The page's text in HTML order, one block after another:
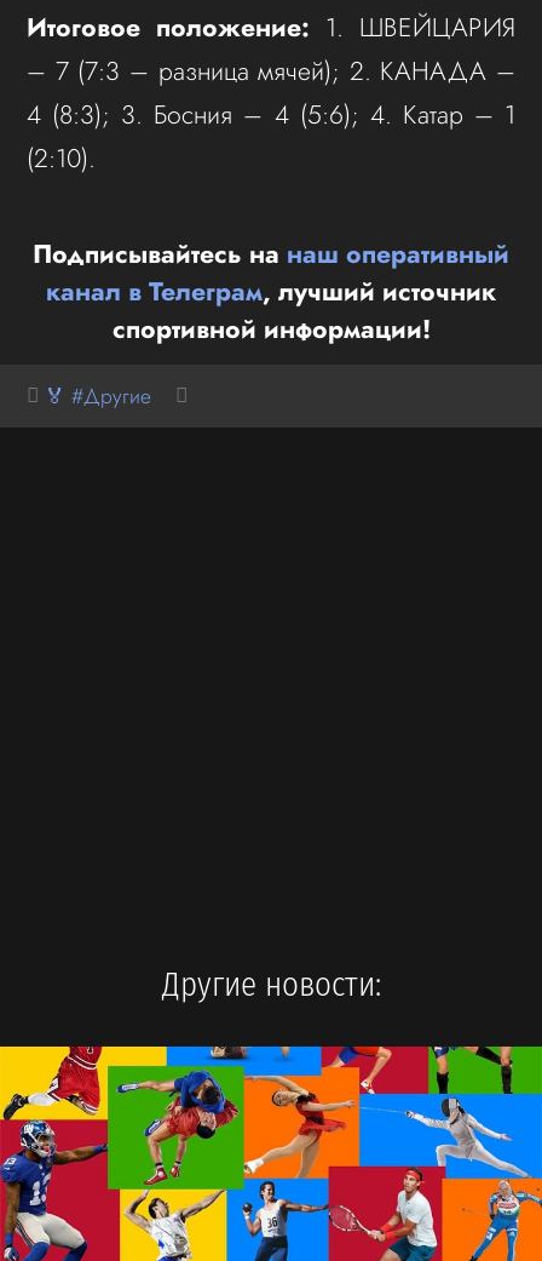
Итоговое положение: 1. ШВЕЙЦАРИЯ
– 7 (7:3 – разница мячей); 2. КАНАДА –
4 (8:3); 3. Босния – 4 (5:6); 4. Катар – 1
(2:10).
Подписывайтесь на наш оперативный
канал в Телеграм, лучший источник
спортивной информации!
🏅 #Другие
Другие новости: